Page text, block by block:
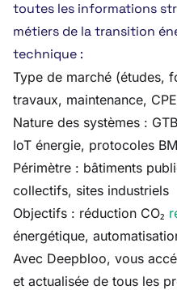
toutes les informations
métiers de la transition
technique :
Type de marché (études,
travaux, maintenance,
Nature des systèmes :
IoT énergie, protocoles
Périmètre : bâtiments
collectifs, sites industriels
Objectifs : réduction CO₂
énergétique,
Avec Deepbloo, vous
et actualisée de tous les